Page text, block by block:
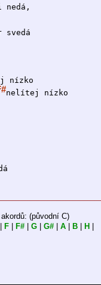
(původní C)
F| F#| G| G#| A| B| H